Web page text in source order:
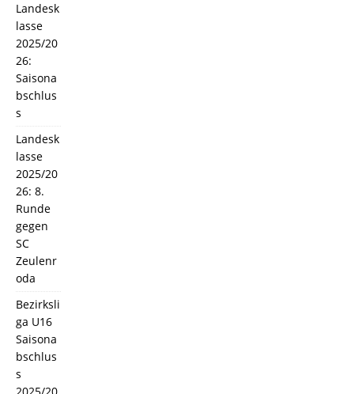
Landesk
lasse
2025/20
26:
Saisona
bschlus
s
Landesk
lasse
2025/20
26: 8.
Runde
gegen
SC
Zeulenr
oda
Bezirksli
ga U16
Saisona
bschlus
s